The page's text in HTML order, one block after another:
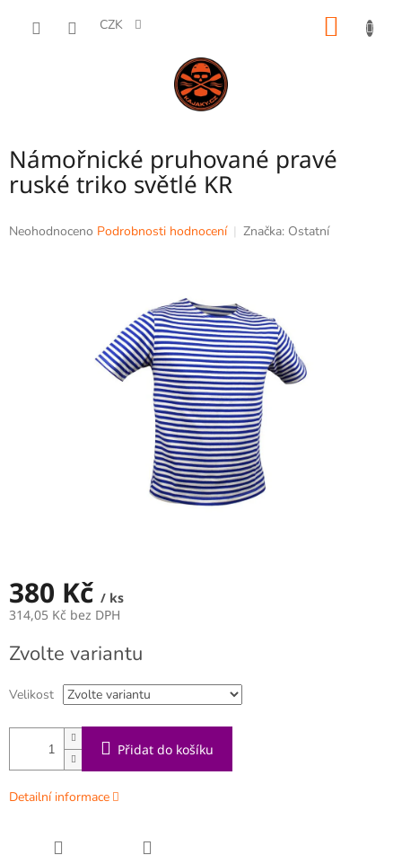
CZK
Námořnické pruhované pravé
ruské triko světlé KR
Průměrné
Neohodnoceno Podrobnosti hodnocení Značka: Ostatní
380 Kč / ks
314,05 Kč bez DPH
cena:
Zvolte variantu
Velikost
Přidat do košíku
Detailní informace